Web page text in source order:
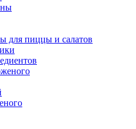
для пиццы и салатов